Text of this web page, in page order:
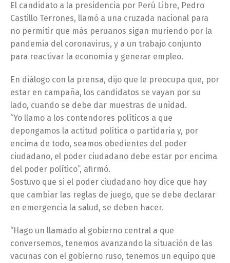
El candidato a la presidencia por Perú Libre, Pedro
Castillo Terrones, llamó a una cruzada nacional para
no permitir que más peruanos sigan muriendo por la
pandemia del coronavirus, y a un trabajo conjunto
para reactivar la economía y generar empleo.
En diálogo con la prensa, dijo que le preocupa que, por
estar en campaña, los candidatos se vayan por su
lado, cuando se debe dar muestras de unidad.
“Yo llamo a los contendores políticos a que
depongamos la actitud política o partidaria y, por
encima de todo, seamos obedientes del poder
ciudadano, el poder ciudadano debe estar por encima
del poder político”, afirmó.
Sostuvo que si el poder ciudadano hoy dice que hay
que cambiar las reglas de juego, que se debe declarar
en emergencia la salud, se deben hacer.
“Hago un llamado al gobierno central a que
conversemos, tenemos avanzando la situación de las
vacunas con el gobierno ruso, tenemos un equipo que